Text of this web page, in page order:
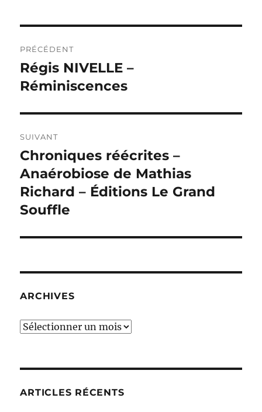
de
l’article
PRÉCÉDENT
Publication
précédente :
Régis NIVELLE –
Réminiscences
SUIVANT
Publication
suivante :
Chroniques réécrites –
Anaérobiose de Mathias
Richard – Éditions Le Grand
Souffle
ARCHIVES
Archives
ARTICLES RÉCENTS